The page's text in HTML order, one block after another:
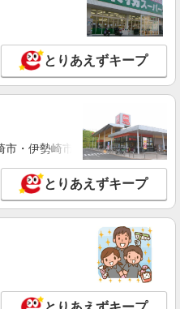
円〜１３５万円）
詳細を見る
0841118
NEW
通費全額支給
＊バイク通勤OK
詳細を見る
0813196
NEW
収例：213570円以上可能（月収
出勤手当て等が含まれていま
とりあえずキープ
・伊勢崎市・太田市・館林市
とりあえずキープ